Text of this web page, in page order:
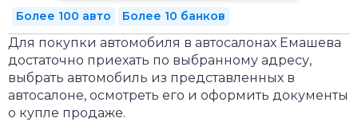
Более 100 авто Более 10 банков
Для покупки автомобиля в автосалонах Емашева
достаточно приехать по выбранному адресу,
выбрать автомобиль из представленных в
автосалоне, осмотреть его и оформить документы
о купле продаже.